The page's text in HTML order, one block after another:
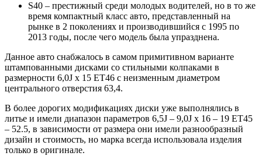
S40 – престижный среди молодых водителей, но в то же
время компактный класс авто, представленный на
рынке в 2 поколениях и производившийся с 1995 по
2013 годы, после чего модель была упразднена.
Данное авто снабжалось в самом примитивном варианте
штампованными дисками со стильными колпаками в
размерности 6,0J x 15 ET46 с неизменным диаметром
центрального отверстия 63,4.
В более дорогих модификациях диски уже выполнялись в
литье и имели диапазон параметров 6,5J – 9,0J x 16 – 19 ET45
– 52.5, в зависимости от размера они имели разнообразный
дизайн и стоимость, но марка всегда использовала изделия
только в оригинале.